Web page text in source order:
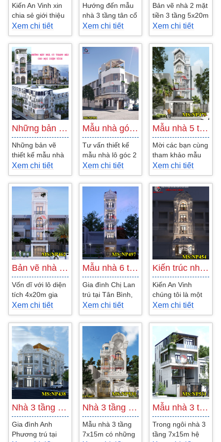
Kiến An Vinh xin
chia sẻ giới thiệu
đến bạn mẫu
thiết kế nhà 3
tầng 4x15m mái
thái đẹp...
Xem chi tiết
Hướng đến mẫu
nhà 3 tầng tân cổ
điển, được tính
toán một cách cụ
thể nhất. Từ...
Xem chi tiết
Bản vẽ nhà 2 mặt
tiền 3 tầng 5x20m
mái chéo là loại
hình nhà phố khá
phổ biến. Đây...
Xem chi tiết
Những bản vẽ thiết kế mẫu nhà có thang…
Những bản vẽ
thiết kế mẫu nhà
có thang máy,
dành cho diện
tích nhà cao tầng
từ 4x15m,...
Xem chi tiết
Mẫu nhà góc lô 2 mặt tiền 4 tầng 4 phòng…
Tư vấn thiết kế
mẫu nhà lô góc 2
mặt tiền 4 tầng 4
phòng ngủ hiện
đại. Mẫu thiết...
Xem chi tiết
Mẫu nhà 5 tầng mặt tiền 4m hiện đại…
Mời các bạn cùng
tham khảo mẫu
thiết kế nhà 5
tầng đẹp hiện đại
tiện nghi. Mẫu
thiết...
Xem chi tiết
Bản vẽ nhà 5 tầng 4x20m tân cổ điển đẹp…
Vốn dĩ với lô diện
tích 4x20m gia
đình anh muốn
xây dựng lên nhà
5 tầng. Mang
phong cách...
Xem chi tiết
Mẫu nhà 6 tầng 4x12m tân cổ điển đẹp…
Gia đình Chị Lan
trú tại Tân Bình,
sở hữu cho mình
lô diện tích đất
4x12m vuông
vắn. Gia...
Xem chi tiết
Kiến trúc nhà 5 tầng tân cổ điển đẹp…
Kiến An Vinh
chúng tôi là một
công ty thiết kế
nhà đẹp sang
trọng. Đã hướng
đến cho...
Xem chi tiết
Nhà 3 tầng 6x21m 2 mặt tiền đẹp tại Vũng…
Gia đình Anh
Phương trú tại
Nhà 3 tầng 7x15m tân cổ điển có tầng hầm…
Mẫu nhà 3 tầng
7x15m có những
Mẫu nhà 3 tầng 7x15m hiện đại quận 12
Trong ngôi nhà 3
tầng 7x15m hệ